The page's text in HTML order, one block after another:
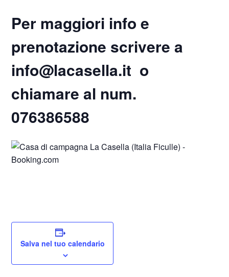
Per maggiori info e
prenotazione scrivere a
info@lacasella.it o
chiamare al num.
076386588
Salva nel tuo calendario